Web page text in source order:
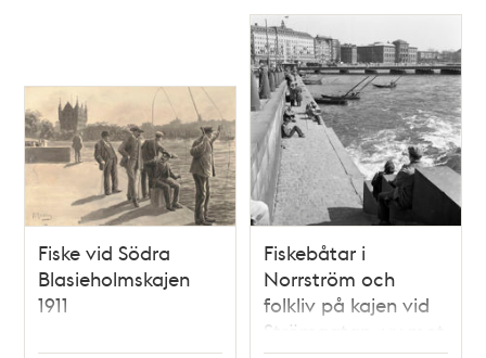
teman
Fiske vid Södra
Blasieholmskajen
1911
Fiskebåtar i
Norrström och
folkliv på kajen vid
Strömgatan, vy mot